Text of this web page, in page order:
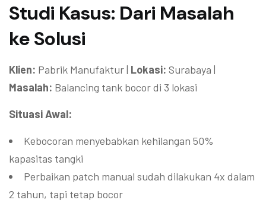
Studi Kasus: Dari Masalah
ke Solusi
Klien: Pabrik Manufaktur | Lokasi: Surabaya |
Masalah: Balancing tank bocor di 3 lokasi
Situasi Awal:
Kebocoran menyebabkan kehilangan 50%
kapasitas tangki
Perbaikan patch manual sudah dilakukan 4x dalam
2 tahun, tapi tetap bocor